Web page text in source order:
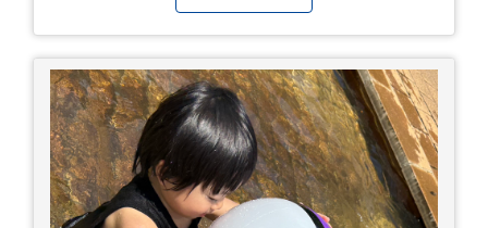
に医療機関へ相談、または救急車を呼びましょう
□涼しい場所へ移動しましょう □衣服を脱がし、
体を冷やして体温を下げましょう □塩分や水分を
補給しましょう 一番大切な命を守って、夏を乗り
切りましょう！